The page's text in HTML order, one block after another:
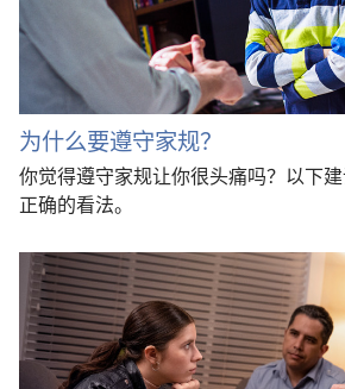
为什么要遵守家规？
你觉得遵守家规让你很头痛吗？以下
正确的看法。